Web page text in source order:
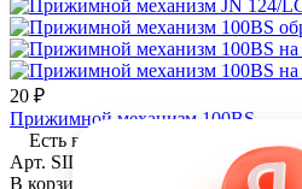
20 ₽
Прижимной механизм 100BS
Есть в наличии
Арт. SID01589
В корзину